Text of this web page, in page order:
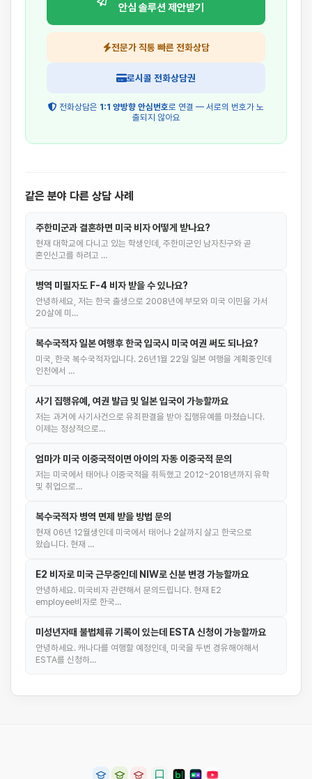
안심 솔루션 제안받기
전문가 직통 빠른 전화상담
로시콜 전화상담권
전화상담은 1:1 양방향 안심번호로 연결 — 서로의 번호가 노
출되지 않아요
같은 분야 다른 상담 사례
주한미군과 결혼하면 미국 비자 어떻게 받나요?
현재 대학교에 다니고 있는 학생인데, 주한미군인 남자친구와 곧
혼인신고를 하려고 …
병역 미필자도 F-4 비자 받을 수 있나요?
안녕하세요, 저는 한국 출생으로 2008년에 부모와 미국 이민을 가서
20살에 미…
복수국적자 일본 여행후 한국 입국시 미국 여권 써도 되나요?
미국, 한국 복수국적자입니다. 26년1월 22일 일본 여행을 계획중인데
인천에서 …
사기 집행유예, 여권 발급 및 일본 입국이 가능할까요
저는 과거에 사기사건으로 유죄판결을 받아 집행유예를 마쳤습니다.
이제는 정상적으로…
엄마가 미국 이중국적이면 아이의 자동 이중국적 문의
저는 미국에서 태어나 이중국적을 취득했고 2012~2018년까지 유학
및 취업으로…
복수국적자 병역 면제 받을 방법 문의
현재 06년 12월생인데 미국에서 태어나 2살까지 살고 한국으로
왔습니다. 현재 …
E2 비자로 미국 근무중인데 NIW로 신분 변경 가능할까요
안녕하세요. 미국비자 관련해서 문의드립니다. 현재 E2
employee비자로 한국…
미성년자때 불법체류 기록이 있는데 ESTA 신청이 가능할까요
안녕하세요. 캐나다를 여행할 예정인데, 미국을 두번 경유해야해서
ESTA를 신청하…